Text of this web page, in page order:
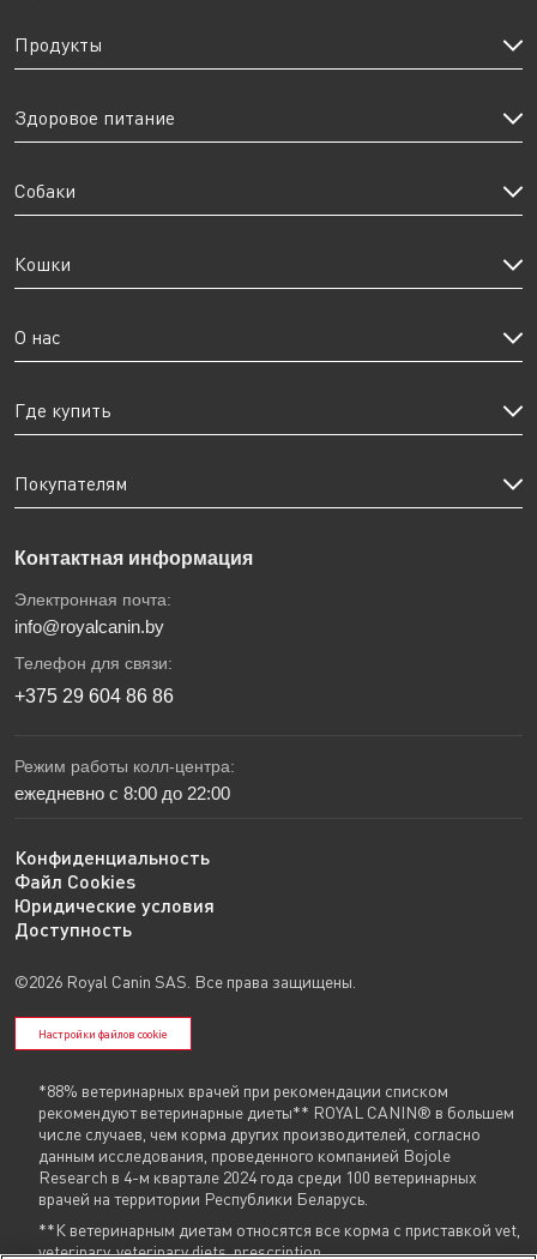
Продукты
Здоровое питание
Собаки
Кошки
О нас
Где купить
Покупателям
Контактная информация
Электронная почта:
info@royalcanin.by
Телефон для связи:
+375 29 604 86 86
Режим работы колл-центра:
ежедневно с 8:00 до 22:00
Конфиденциальность
Файл Cookies
Юридические условия
Доступность
©2026 Royal Canin SAS. Все права защищены.
Настройки файлов cookie
*88% ветеринарных врачей при рекомендации списком
рекомендуют ветеринарные диеты** ROYAL CANIN® в большем
числе случаев, чем корма других производителей, согласно
данным исследования, проведенного компанией Bojole
Research в 4-м квартале 2024 года среди 100 ветеринарных
врачей на территории Республики Беларусь.
**К ветеринарным диетам относятся все корма с приставкой vet,
veterinary, veterinary diets, prescription